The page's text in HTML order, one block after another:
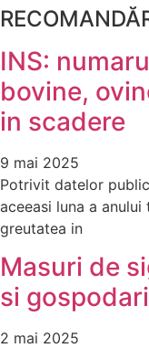
INS:
bovine,
in scadere
9 mai 2025
Potrivit datelor
aceeasi luna a
greutatea in
Masuri de
si
2 mai 2025